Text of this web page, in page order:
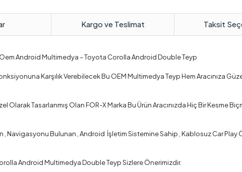
Kargo ve Teslimat Taksit
Android Multimedya – Toyota Corolla Android Double Teyp
Karşılık Verebilecek Bu OEM Multimedya Teyp Hem Aracınıza
Tasarlanmış Olan FOR-X Marka Bu Ürün Aracınızda Hiç Bir Kesme
, Navigasyonu Bulunan , Android İşletim Sistemine Sahip , Kablosuz Car Play
Android Multimedya Double Teyp Sizlere Önerimizdir.